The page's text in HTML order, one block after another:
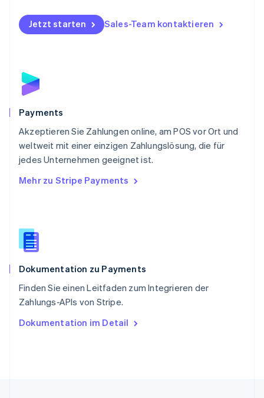
Jetzt starten Sales-Team kontaktieren
Payments
Akzeptieren Sie Zahlungen online, am POS vor Ort und
weltweit mit einer einzigen Zahlungslösung, die für
jedes Unternehmen geeignet ist.
Mehr zu Stripe Payments
Dokumentation zu Payments
Finden Sie einen Leitfaden zum Integrieren der
Zahlungs-APIs von Stripe.
Dokumentation im Detail
Polen
English
Portugal
Schweden
Schweiz
Singapur
English简体中文
Slowakei
Slowenien
English
Spanien
Thailand
Tschechische Republik
English
English